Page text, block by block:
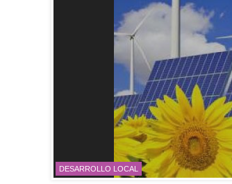
DESARROLLO LOCAL